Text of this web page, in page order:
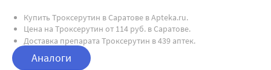
Купить Троксерутин в Саратове в Apteka.ru.
Цена на Троксерутин от 114 руб. в Саратове.
Доставка препарата Троксерутин в 439 аптек.
Аналоги